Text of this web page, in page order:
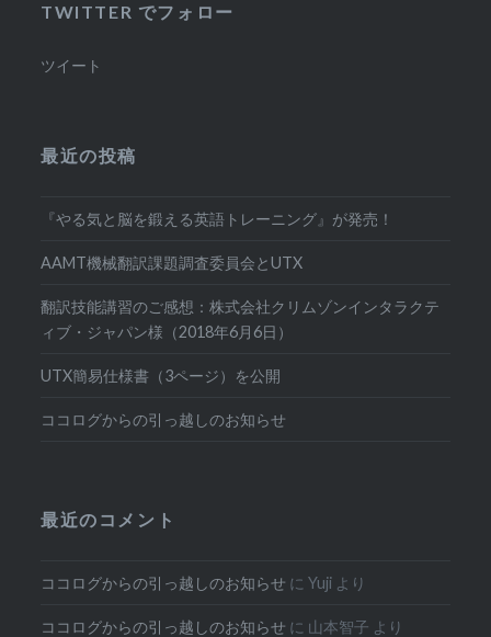
TWITTER でフォロー
ツイート
最近の投稿
『やる気と脳を鍛える英語トレーニング』が発売！
AAMT機械翻訳課題調査委員会とUTX
翻訳技能講習のご感想：株式会社クリムゾンインタラクテ
ィブ・ジャパン様（2018年6月6日）
UTX簡易仕様書（3ページ）を公開
ココログからの引っ越しのお知らせ
最近のコメント
ココログからの引っ越しのお知らせ にYuji より
ココログからの引っ越しのお知らせ に 山本智子 より